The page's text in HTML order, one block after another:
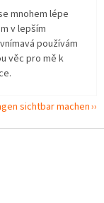
mnohem lépe
v lepším
používám
věc pro mě k
sichtbar machen